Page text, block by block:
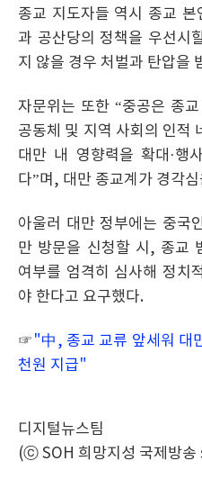
종교 지도자들 역시 종교
과 공산당의 정책을 우선시
지 않을 경우 처벌과 탄압을
자문위는 또한 “중공은 종
공동체 및 지역 사회의 인적
대만 내 영향력을 확대·행
다”며, 대만 종교계가 경각
아울러 대만 정부에는 중국
만 방문을 신청할 시, 종교
여부를 엄격히 심사해 정치
야 한다고 요구했다.
☞"中, 종교 교류 앞세워 대
천원 지급"
디지털뉴스팀
(ⓒ SOH 희망지성 국제방